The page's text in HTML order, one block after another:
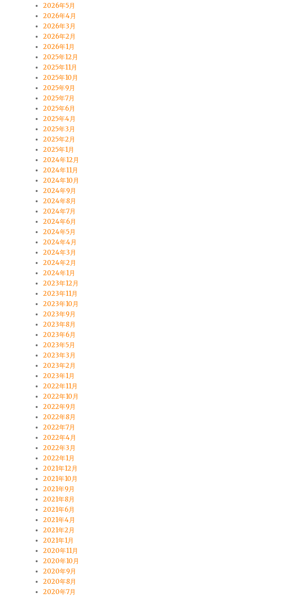
2026年5月
2026年4月
2026年3月
2026年2月
2026年1月
2025年12月
2025年11月
2025年10月
2025年9月
2025年7月
2025年6月
2025年4月
2025年3月
2025年2月
2025年1月
2024年12月
2024年11月
2024年10月
2024年9月
2024年8月
2024年7月
2024年6月
2024年5月
2024年4月
2024年3月
2024年2月
2024年1月
2023年12月
2023年11月
2023年10月
2023年9月
2023年8月
2023年6月
2023年5月
2023年3月
2023年2月
2023年1月
2022年11月
2022年10月
2022年9月
2022年8月
2022年7月
2022年4月
2022年3月
2022年1月
2021年12月
2021年10月
2021年9月
2021年8月
2021年6月
2021年4月
2021年2月
2021年1月
2020年11月
2020年10月
2020年9月
2020年8月
2020年7月